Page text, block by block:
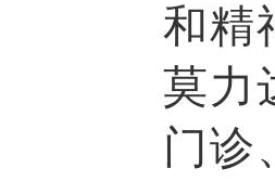
和精
莫力
门诊